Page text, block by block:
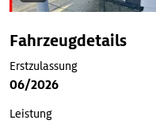
Fahrzeugdetails
Erstzulassung
06/2026
Leistung